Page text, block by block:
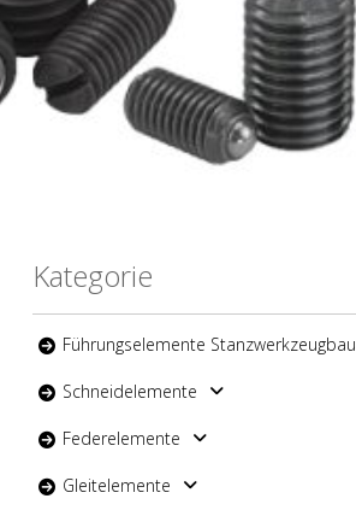
Kategorie
Führungselemente Stanzwerkzeugbau
Schneidelemente
Federelemente
Gleitelemente